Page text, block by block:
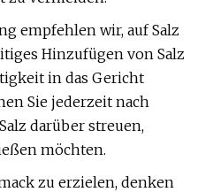
empfehlen wir, auf Salz
Hinzufügen von Salz
in das Gericht
Sie jederzeit nach
darüber streuen,
möchten.
zu erzielen, denken